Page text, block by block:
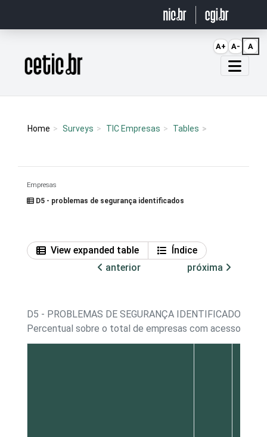
Página inicial
Home Surveys TIC Empresas Tables
Empresas
D5 - problemas de segurança identificados
View expanded table
Índice
anterior
próxima
D5 - PROBLEMAS DE SEGURANÇA IDENTIFICADOS
Percentual sobre o total de empresas com acesso à
A+ A- A